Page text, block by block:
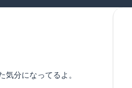
分になってるよ。